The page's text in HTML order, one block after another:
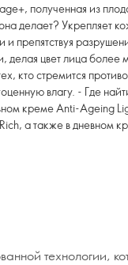
полученная из
делает? Укрепляет
и препятствуя
делая цвет лица
кто стремится
влагу. - Где
креме Anti-Ageing
а также в дневном
технологии,